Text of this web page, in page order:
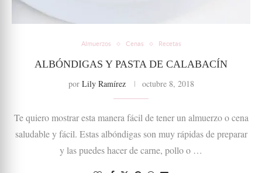
Almuerzos Cenas Recetas
ALBÓNDIGAS Y PASTA DE CALABACÍN
por Lily Ramírez octubre 8, 2018
Te quiero mostrar esta manera fácil de tener un almuerzo o cena
saludable y fácil. Estas albóndigas son muy rápidas de preparar
y las puedes hacer de carne, pollo o …